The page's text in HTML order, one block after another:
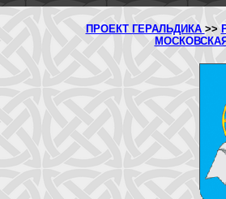
ПРОЕКТ ГЕРАЛЬДИКА >>